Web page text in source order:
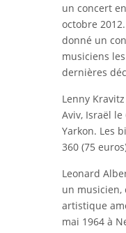
un concert
octobre
donné un
musiciens
dernières
Lenny
Aviv, Israël
Yarkon. Les
360 (75
Leonard
un
artistique
mai 1964 à